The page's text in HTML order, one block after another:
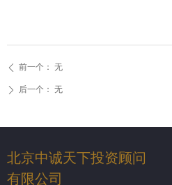
ꄴ 前一个： 无
ꄲ 后一个： 无
北京中诚天下投资顾问
有限公司